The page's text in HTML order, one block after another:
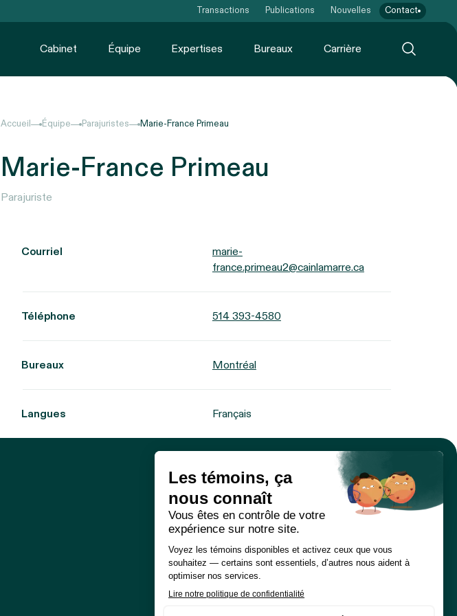
Transactions Publications Nouvelles Contact
Cabinet Équipe Expertises Bureaux Carrière
Accueil Équipe Parajuristes Marie-France Primeau
Marie-France Primeau
Parajuriste
Courriel
marie-
france.primeau2@cainlamarre.ca
Téléphone 514 393-4580
Bureaux Montréal
Langues Français